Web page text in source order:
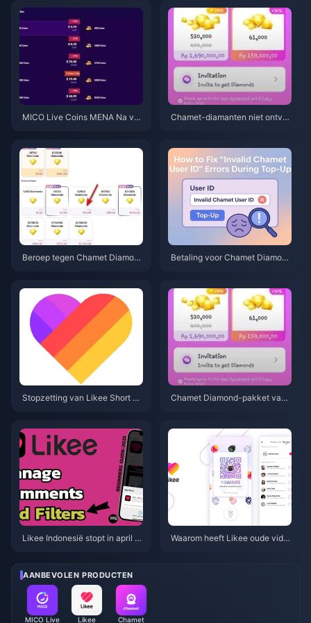
MICO Live Coins MENA Na v5.
Chamet-diamanten niet ontva
Beroep tegen Chamet Diamon
Betaling voor Chamet Diamond
Stopzetting van Likee Short Vi
pen
Chamet Diamond-pakket van
Likee Indonesië stopt in april 2
Waarom heeft Likee oude vide
AANBEVOLEN PRODUCTEN
MICO Live
Likee
Chamet